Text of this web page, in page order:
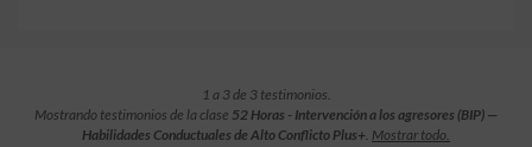
1 a 3 de 3 testimonios.
Mostrando testimonios de la clase 52 Horas - Intervención a los agresores (BIP) —
Habilidades Conductuales de Alto Conflicto Plus+. Mostrar todo.